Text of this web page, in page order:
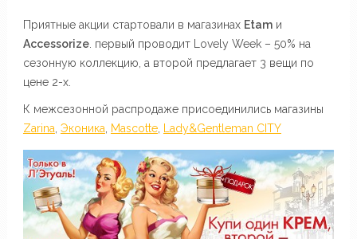
Приятные акции стартовали в магазинах Etamи
Accessorize. первый проводит Lovely Week – 50% на
сезонную коллекцию, а второй предлагает 3 вещи по
цене 2-х.
К межсезонной распродаже присоединились магазины
Zarina Эконика Mascotte, Lady&Gentleman CITY